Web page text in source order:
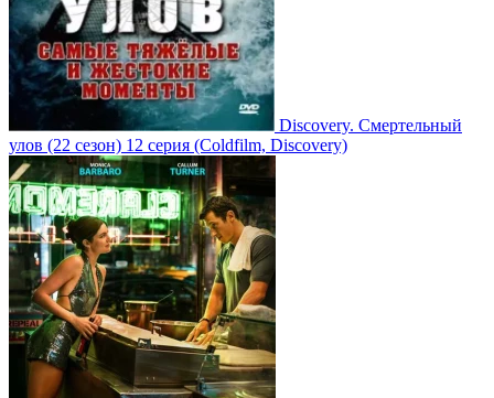
Discovery. Смертельный
улов (22 сезон) 12 серия (Coldfilm, Discovery)